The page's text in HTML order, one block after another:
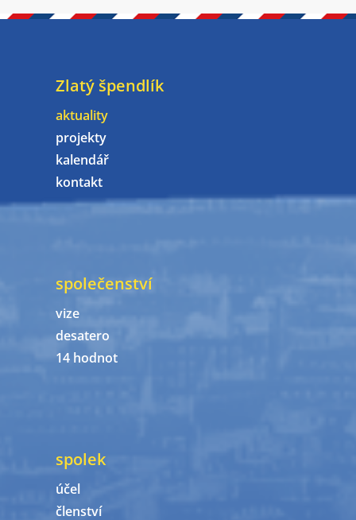
Zlatý špendlík
aktuality
projekty
kalendář
kontakt
společenství
vize
desatero
14 hodnot
spolek
účel
členství